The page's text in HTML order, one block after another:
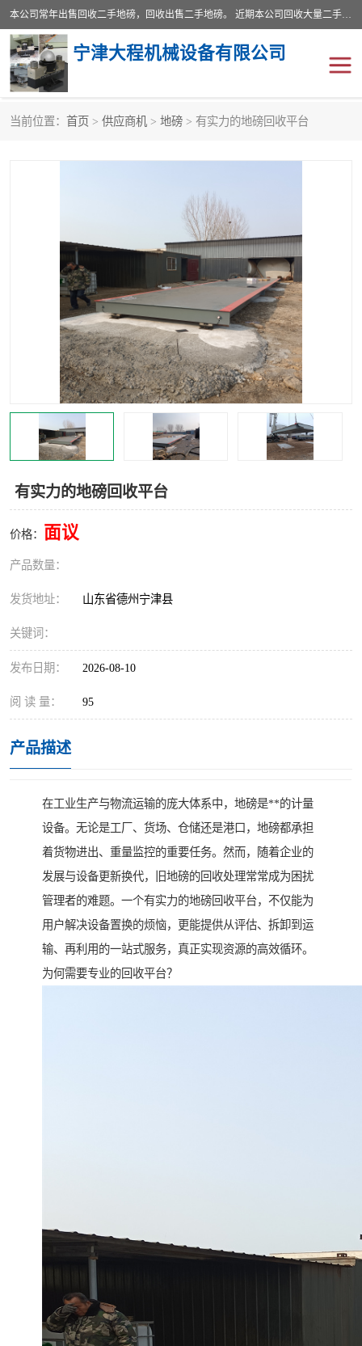
本公司常年出售回收二手地磅，回收出售二手地磅。 近期本公司回收大量二手地磅，型号齐全，宽度从2米到3.5米，长度5米到25米，承重吨位从10到200吨，成色7—9成新。 ? 使用年限6个月至2年，产品来源于个人闲置品，工矿企业停用品，因小换大而来。 精准度和新的一样， 二手地磅是内行人的选择，打个电话就省钱朋友您好等什么
宁津大程机械设备有限公司
当前位置： 首页 > 供应商机 > 地磅 > 有实力的地磅回收平台
有实力的地磅回收平台
价格： 面议
产品数量：
发货地址： 山东省德州宁津县
关键词：
发布日期： 2026-08-10
阅 读 量： 95
产品描述
在工业生产与物流运输的庞大体系中，地磅是**的计量
设备。无论是工厂、货场、仓储还是港口，地磅都承担
着货物进出、重量监控的重要任务。然而，随着企业的
发展与设备更新换代，旧地磅的回收处理常常成为困扰
管理者的难题。一个有实力的地磅回收平台，不仅能为
用户解决设备置换的烦恼，更能提供从评估、拆卸到运
输、再利用的一站式服务，真正实现资源的高效循环。
为何需要专业的回收平台？
食品烘干机
装载机电子秤 输送机
半自动输送机 全自动输送机
冷却塔 食品螺旋塔
撕碎机 木材撕碎机
塑料撕碎机